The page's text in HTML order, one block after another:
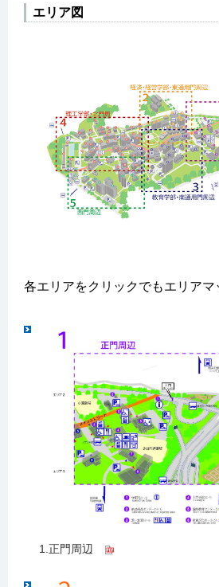
エリア図
各エリアをクリックでもエリアマ
1.正門周辺